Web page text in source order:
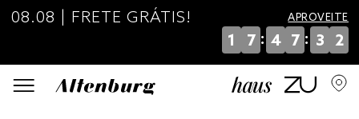
08.08 | FRETE GRÁTIS! APROVEITE
1 7 : 4 7 : 3 2